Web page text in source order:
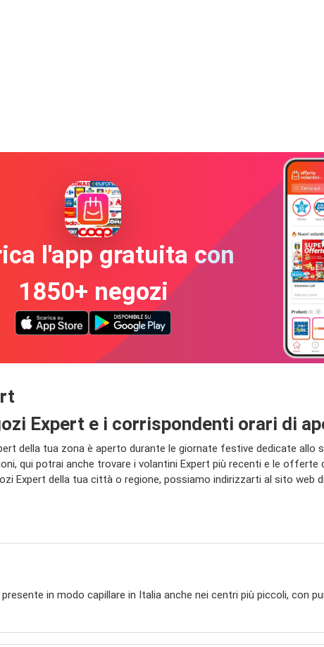
l'app gratuita con
1850+ negozi
Expert e i corrispondenti orari di
della tua zona è aperto durante le giornate festive dedicate allo
qui potrai anche trovare i volantini Expert più recenti e le
Expert della tua città o regione, possiamo indirizzarti al sito web
in modo capillare in Italia anche nei centri più piccoli, con